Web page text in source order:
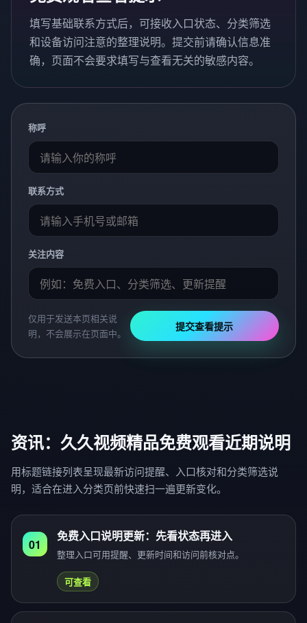
填写基础联系方式后，可接收入口状态、分类筛选
和设备访问注意的整理说明。提交前请确认信息准
确，页面不会要求填写与查看无关的敏感内容。
称呼
联系方式
关注内容
仅用于发送本页相关说
明，不会展示在页面中。
提交查看提示
资讯：久久视频精品免费观看近期说明
用标题链接列表呈现最新访问提醒、入口核对和分类筛选说
明，适合在进入分类页前快速扫一遍更新变化。
01
免费入口说明更新：先看状态再进入
整理入口可用提醒、更新时间和访问前核对点。
可查看